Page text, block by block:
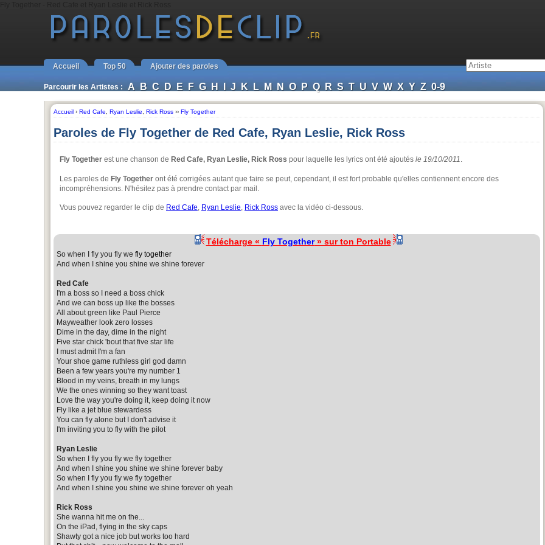
Accueil Top 50 Ajouter des paroles
Parcourir les Artistes : A B C D E F G H I J K L M N O P Q R S T U V W X Y Z 0-9
Accueil › Red Cafe Ryan Leslie Rick Ross ›› Fly Together
Paroles de Fly Together de Red Cafe, Ryan Leslie, Rick Ross
Fly Together est une chanson de Red Cafe, Ryan Leslie, Rick Ross pour laquelle les lyrics ont été ajoutés le 19/10/2011.
Les paroles de Fly Together ont été corrigées autant que faire se peut, cependant, il est fort probable qu'elles contiennent encore des
incompréhensions. N'hésitez pas à prendre contact par mail.
Vous pouvez regarder le clip de Red Cafe, Ryan Leslie, Rick Ross avec la vidéo ci-dessous.
Télécharge « Fly Together» sur ton Portable
So when I fly you fly we fly together
And when I shine you shine we shine forever
Red Cafe
I'm a boss so I need a boss chick
And we can boss up like the bosses
All about green like Paul Pierce
Mayweather look zero losses
Dime in the day, dime in the night
Five star chick 'bout that five star life
I must admit I'm a fan
Your shoe game ruthless girl god damn
Been a few years you're my number 1
Blood in my veins, breath in my lungs
We the ones winning so they want toast
Love the way you're doing it, keep doing it now
Fly like a jet blue stewardess
You can fly alone but I don't advise it
I'm inviting you to fly with the pilot
Ryan Leslie
So when I fly you fly we fly together
And when I shine you shine we shine forever baby
So when I fly you fly we fly together
And when I shine you shine we shine forever oh yeah
Rick Ross
She wanna hit me on the...
On the iPad, flying in the sky caps
Shawty got a nice job but works too hard